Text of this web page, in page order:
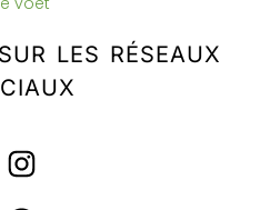
LES RÉSEAUX